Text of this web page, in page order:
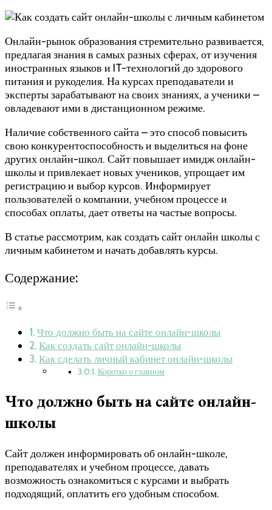
Онлайн-рынок образования стремительно развивается,
предлагая знания в самых разных сферах, от изучения
иностранных языков и IT-технологий до здорового
питания и рукоделия. На курсах преподаватели и
эксперты зарабатывают на своих знаниях, а ученики –
овладевают ими в дистанционном режиме.
Наличие собственного сайта – это способ повысить
свою конкурентоспособность и выделиться на фоне
других онлайн-школ. Сайт повышает имидж онлайн-
школы и привлекает новых учеников, упрощает им
регистрацию и выбор курсов. Информирует
пользователей о компании, учебном процессе и
способах оплаты, дает ответы на частые вопросы.
В статье рассмотрим, как создать сайт онлайн школы с
личным кабинетом и начать добавлять курсы.
Содержание:
Что должно быть на сайте онлайн-школы
Как создать сайт онлайн-школы
Как сделать личный кабинет онлайн-школы
Коротко о главном
Что должно быть на сайте онлайн-
школы
Сайт должен информировать об онлайн-школе,
преподавателях и учебном процессе, давать
возможность ознакомиться с курсами и выбрать
подходящий, оплатить его удобным способом.